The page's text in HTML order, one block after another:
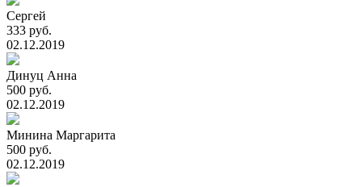
Сергей
333 руб.
02.12.2019
Динуц Анна
500 руб.
02.12.2019
Минина Маргарита
500 руб.
02.12.2019